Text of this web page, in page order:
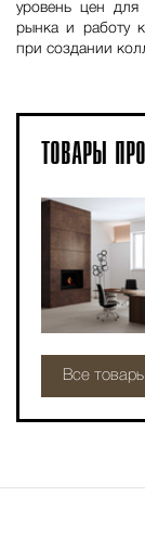
уровень цен для
рынка и работу
при создании
ТОВАРЫ
Все